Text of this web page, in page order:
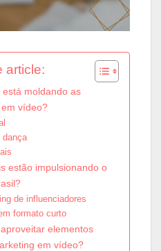
article:
moldando as
vídeo?
dança
estão impulsionando o
de influenciadores
formato curto
elementos
em vídeo?